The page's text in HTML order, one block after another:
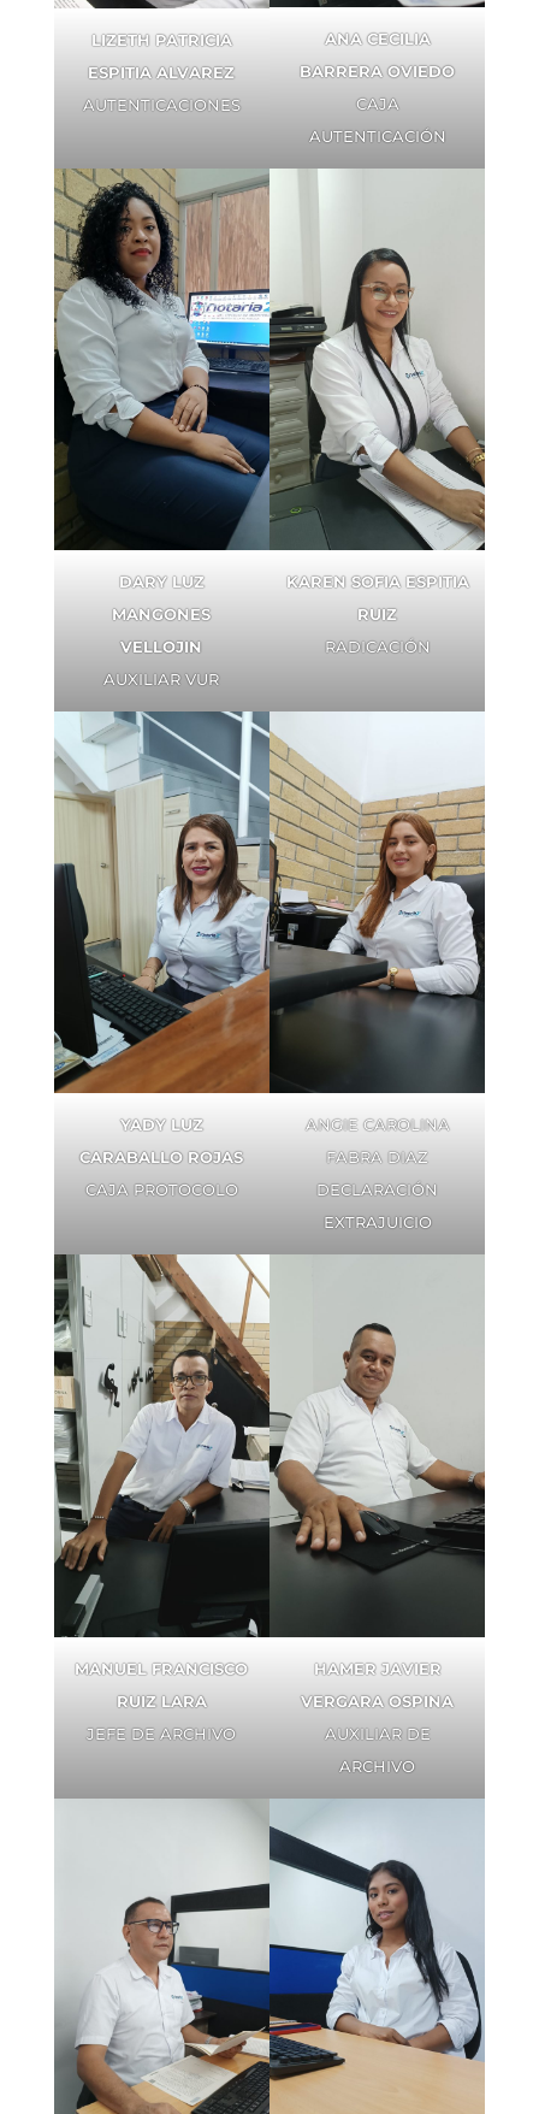
LIZETH PATRICIA
ESPITIA ALVAREZ
AUTENTICACIONES
ANA CECILIA
BARRERA OVIEDO
CAJA
AUTENTICACIÓN
DARY LUZ
MANGONES
VELLOJIN
AUXILIAR VUR
KAREN SOFIA ESPITIA
RUIZ
RADICACIÓN
YADY LUZ
CARABALLO ROJAS
CAJA PROTOCOLO
ANGIE CAROLINA
FABRA DIAZ
DECLARACIÓN
EXTRAJUICIO
MANUEL FRANCISCO
RUIZ LARA
JEFE DE ARCHIVO
HAMER JAVIER
VERGARA OSPINA
AUXILIAR DE
ARCHIVO